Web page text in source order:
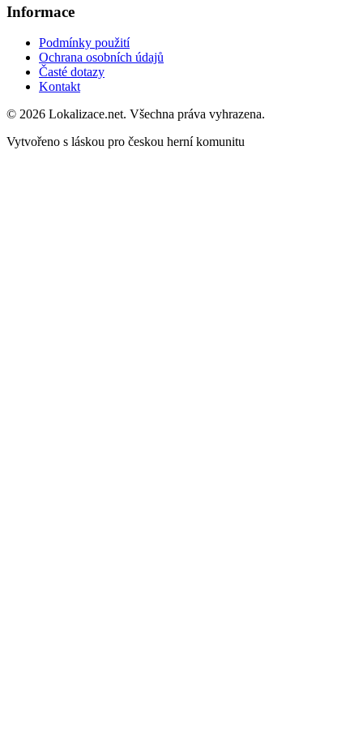
Informace
Podmínky použití
Ochrana osobních údajů
Časté dotazy
Kontakt
© 2026 Lokalizace.net. Všechna práva vyhrazena.
Vytvořeno s láskou pro českou herní komunitu